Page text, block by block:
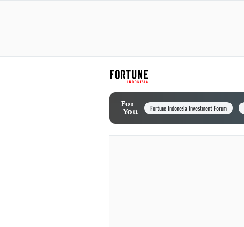
For
You Fortune Indonesia Investment Forum